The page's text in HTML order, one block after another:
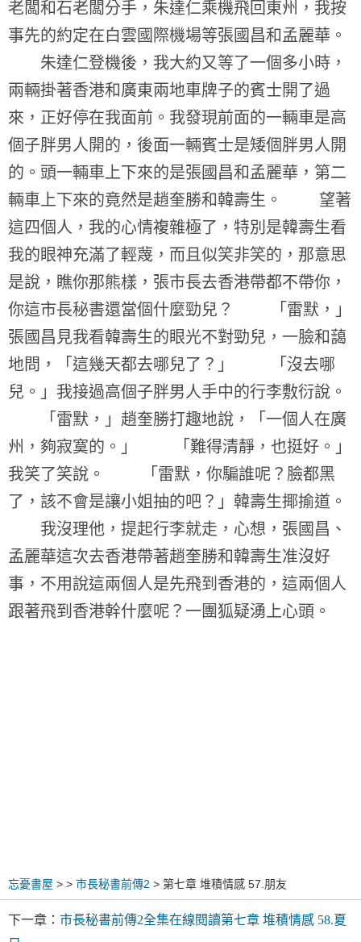
老闆和石老闆分手，朱達仁乘機飛回東州，我按
事先的約定在白雲國際機場等張國昌和孟麗華。
朱達仁登機後，我大約又等了一個多小時，
兩輛掛著香港和廣東兩地車牌子的賓士開了過
來，正好停在我面前。我發現前面的一輛車是高
個子胖男人開的，後面一輛賓士是矮個胖男人開
的。頭一輛車上下來的是張國昌和孟麗華，第二
輛車上下來的竟然是趙奎勝和韓壽生。 望著
這四個人，我的心情複雜極了，特別是韓壽生看
我的眼神充滿了輕蔑，而且似笑非笑的，那意思
是說，瞧你那熊樣，張市長去香港帶都不帶你，
你這市長秘書還當個什麼勁兒？ 「雷默，」
張國昌見我看韓壽生的眼光不對勁兒，一臉和藹
地問，「這幾天都去哪兒了？」 「沒去哪
兒。」我接過高個子胖男人手中的行李敷衍說。
「雷默，」趙奎勝打趣地說，「一個人在廣
州，夠寂寞的。」 「難得清靜，也挺好。」
我笑了笑說。 「雷默，你騙誰呢？臉都黑
了，該不會是讓小姐抽的吧？」韓壽生揶揄道。
我沒理他，提起行李就走，心想，張國昌、
孟麗華這次去香港帶著趙奎勝和韓壽生准沒好
事，不用說這兩個人是先飛到香港的，這兩個人
跟著飛到香港幹什麼呢？一團狐疑湧上心頭。
忘憂書屋 > > 市長秘書前傳2 > 第七章 堆積情感 57.朋友
下一章： 市長秘書前傳2全集在線閱讀第七章 堆積情感 58.夏